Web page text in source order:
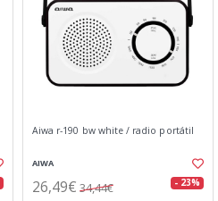
Aiwa r-190 bw white / radio portátil
AIWA
26,49€ 34,44€ - 23%